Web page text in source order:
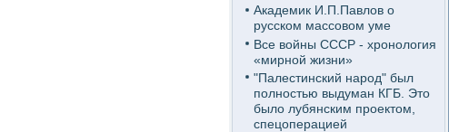
Академик И.П.Павлов о
русском массовом уме
Все войны СССР - хронология
«мирной жизни»
"Палестинский народ" был
полностью выдуман КГБ. Это
было лубянским проектом,
спецоперацией